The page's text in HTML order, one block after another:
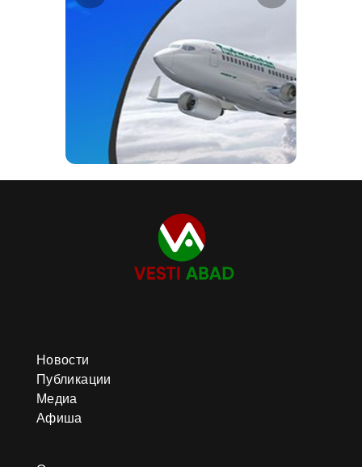
Новости
Публикации
Медиа
Афиша